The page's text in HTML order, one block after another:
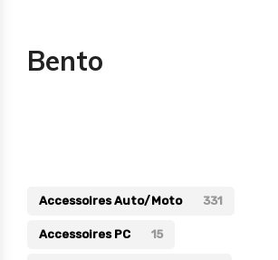
Décoration
Electroménager
Bento
Accessoires Auto/Moto 331
Accessoires PC 15